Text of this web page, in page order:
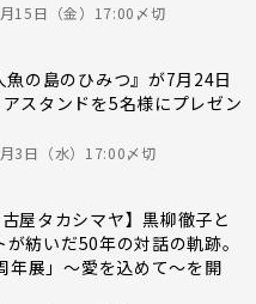
15日（金）17:00〆切
魚の島のひみつ』が7月24日
アスタンドを5名様にプレゼン
3日（水）17:00〆切
古屋タカシマヤ】黒柳徹子と
紡いだ50年の対話の軌跡。
年展」～愛を込めて～を開